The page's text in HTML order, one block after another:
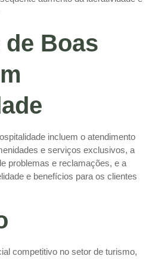
Boas
incluem o atendimento
e serviços exclusivos, a
problemas e reclamações, e a
e benefícios para os clientes
competitivo no setor de turismo,